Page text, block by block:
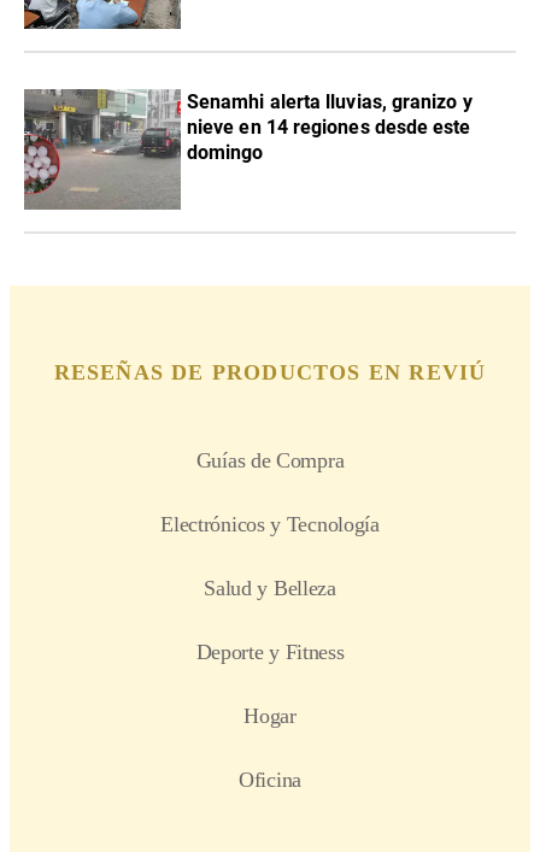
Senamhi alerta lluvias, granizo y
nieve en 14 regiones desde este
domingo